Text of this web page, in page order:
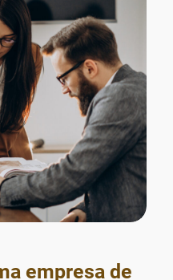
empresa de